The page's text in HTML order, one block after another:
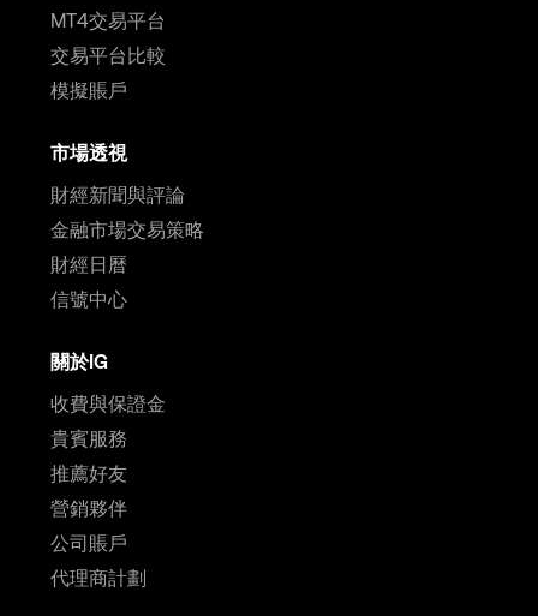
MT4交易平台
交易平台比較
模擬賬戶
市場透視
財經新聞與評論
金融市場交易策略
財經日曆
信號中心
關於IG
收費與保證金
貴賓服務
推薦好友
營銷夥伴
公司賬戶
代理商計劃